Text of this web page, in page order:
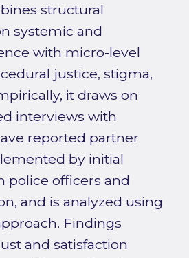
structural
systemic and
with micro-level
justice, stigma,
it draws on
interviews with
reported partner
by initial
police officers and
and is analyzed using
Findings
and satisfaction